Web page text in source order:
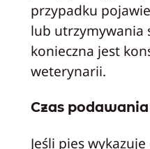
przypadku
lub utrzymywania
konieczna jest
weterynarii.
Czas
Jeśli pies